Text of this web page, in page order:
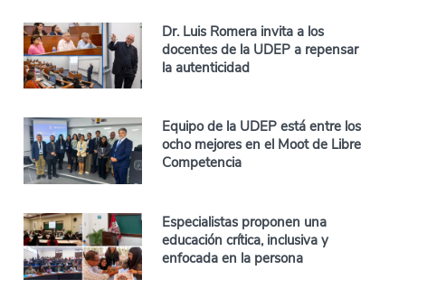
Dr. Luis Romera invita a los
docentes de la UDEP a repensar
la autenticidad
Equipo de la UDEP está entre los
ocho mejores en el Moot de Libre
Competencia
Especialistas proponen una
educación crítica, inclusiva y
enfocada en la persona